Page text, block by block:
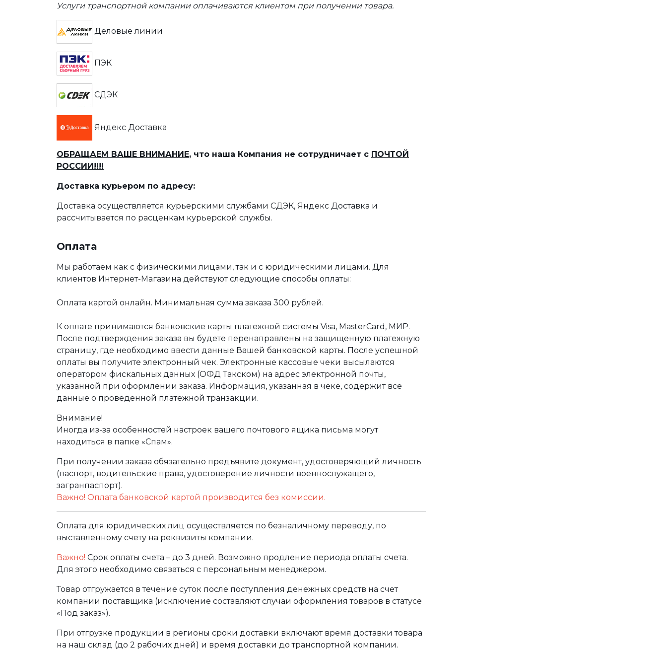
Услуги транспортной компании оплачиваются клиентом при получении товара.
Деловые линии
ПЭК
СДЭК
Яндекс Доставка
ОБРАЩАЕМ ВАШЕ ВНИМАНИЕ, что наша Компания не сотрудничает с ПОЧТОЙ
РОССИИ!!!!
Доставка курьером по адресу:
Доставка осуществляется курьерскими службами СДЭК, Яндекс Доставка и
рассчитывается по расценкам курьерской службы.
Оплата
Мы работаем как с физическими лицами, так и с юридическими лицами. Для
клиентов Интернет-Магазина действуют следующие способы оплаты:
Оплата картой онлайн. Минимальная сумма заказа 300 рублей.
К оплате принимаются банковские карты платежной системы Visa, MasterCard, МИР.
После подтверждения заказа вы будете перенаправлены на защищенную платежную
страницу, где необходимо ввести данные Вашей банковской карты. После успешной
оплаты вы получите электронный чек. Электронные кассовые чеки высылаются
оператором фискальных данных (ОФД Такском) на адрес электронной почты,
указанной при оформлении заказа. Информация, указанная в чеке, содержит все
данные о проведенной платежной транзакции.
Внимание!
Иногда из-за особенностей настроек вашего почтового ящика письма могут
находиться в папке «Спам».
При получении заказа обязательно предъявите документ, удостоверяющий личность
(паспорт, водительские права, удостоверение личности военнослужащего,
загранпаспорт).
Важно! Оплата банковской картой производится без комиссии.
Оплата для юридических лиц осуществляется по безналичному переводу, по
выставленному счету на реквизиты компании.
Важно! Срок оплаты счета – до 3 дней. Возможно продление периода оплаты счета.
Для этого необходимо связаться с персональным менеджером.
Товар отгружается в течение суток после поступления денежных средств на счет
компании поставщика (исключение составляют случаи оформления товаров в статусе
«Под заказ»).
При отгрузке продукции в регионы сроки доставки включают время доставки товара
на наш склад (до 2 рабочих дней) и время доставки до транспортной компании.